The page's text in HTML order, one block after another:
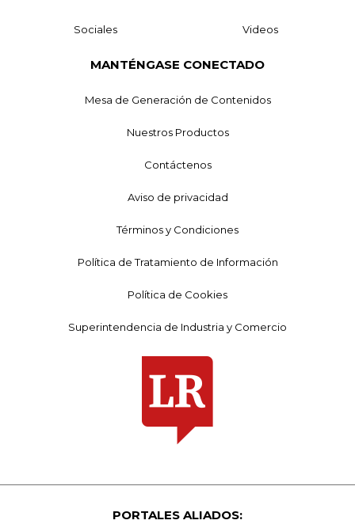
Sociales Videos
MANTÉNGASE CONECTADO
Mesa de Generación de Contenidos
Nuestros Productos
Contáctenos
Aviso de privacidad
Términos y Condiciones
Política de Tratamiento de Información
Política de Cookies
Superintendencia de Industria y Comercio
PORTALES ALIADOS: